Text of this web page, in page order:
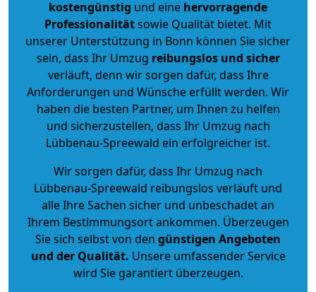
kostengünstig und eine hervorragende
Professionalitätsowie Qualität bietet. Mit
unserer Unterstützung in Bonn können Sie sicher
sein, dass Ihr Umzug reibungslos und sicher
verläuft, denn wir sorgen dafür, dass Ihre
Anforderungen und Wünsche erfüllt werden. Wir
haben die besten Partner, um Ihnen zu helfen
und sicherzustellen, dass Ihr Umzug nach
Lübbenau-Spreewald ein erfolgreicher ist.
Wir sorgen dafür, dass Ihr Umzug nach
Lübbenau-Spreewald reibungslos verläuft und
alle Ihre Sachen sicher und unbeschadet an
Ihrem Bestimmungsort ankommen. Überzeugen
Sie sich selbst von den günstigen Angeboten
und der Qualität. Unsere umfassender Service
wird Sie garantiert überzeugen.